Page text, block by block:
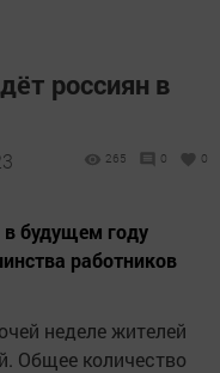
россиян в
265 0 0
будущем году
работников
неделе жителей
Общее количество